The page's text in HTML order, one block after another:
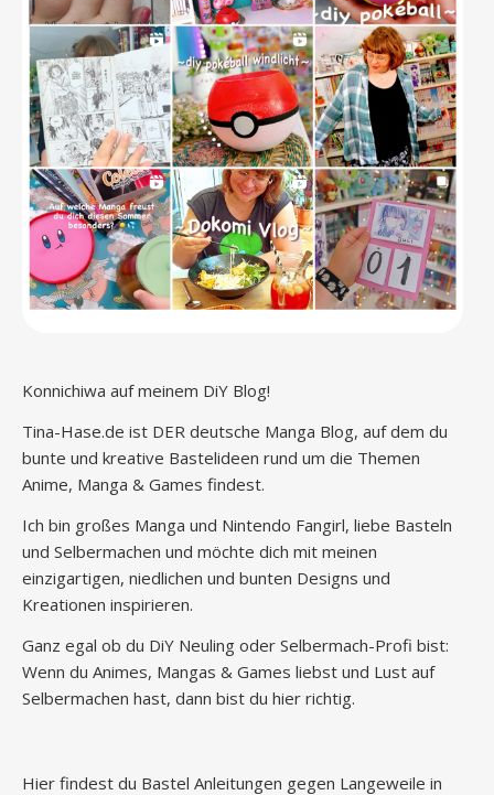
Konnichiwa auf meinem DiY Blog!
Tina-Hase.de ist DER deutsche Manga Blog, auf dem du
bunte und kreative Bastelideen rund um die Themen
Anime, Manga & Games findest.
Ich bin großes Manga und Nintendo Fangirl, liebe Basteln
und Selbermachen und möchte dich mit meinen
einzigartigen, niedlichen und bunten Designs und
Kreationen inspirieren.
Ganz egal ob du DiY Neuling oder Selbermach-Profi bist:
Wenn du Animes, Mangas & Games liebst und Lust auf
Selbermachen hast, dann bist du hier richtig.
Hier findest du Bastel Anleitungen gegen Langeweile in